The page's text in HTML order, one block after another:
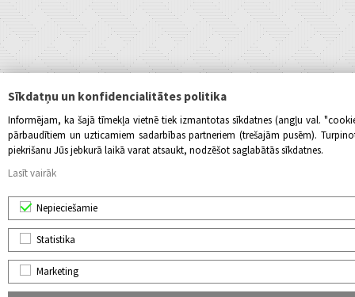
Sīkdatņu un konfidencialitātes politika
Informējam, ka šajā tīmekļa vietnē tiek izmantotas sīkdatnes (angļu val.
pārbaudītiem un uzticamiem sadarbības partneriem (trešajām pusēm).
piekrišanu Jūs jebkurā laikā varat atsaukt, nodzēšot saglabātās sīkdatnes.
Lasīt vairāk
Nepieciešamie
Statistika
Marketing